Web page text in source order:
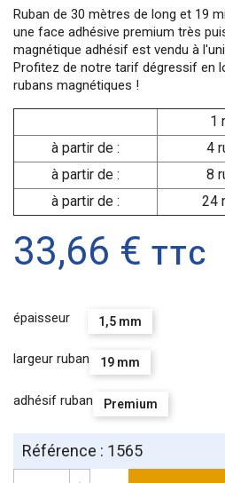
Ruban de 30 mètres de long et 19
une face adhésive premium très
magnétique adhésif est vendu à
Profitez de notre tarif dégressif en
rubans magnétiques !
1
à partir de :
4
à partir de :
8
à partir de :
24
33,66 € TTC
épaisseur 1,5 mm
largeur ruban 19 mm
adhésif ruban Premium
Référence : 1565